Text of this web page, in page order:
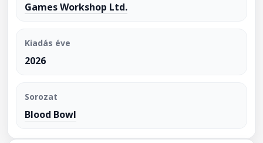
Games Workshop Ltd.
Kiadás éve
2026
Sorozat
Blood Bowl